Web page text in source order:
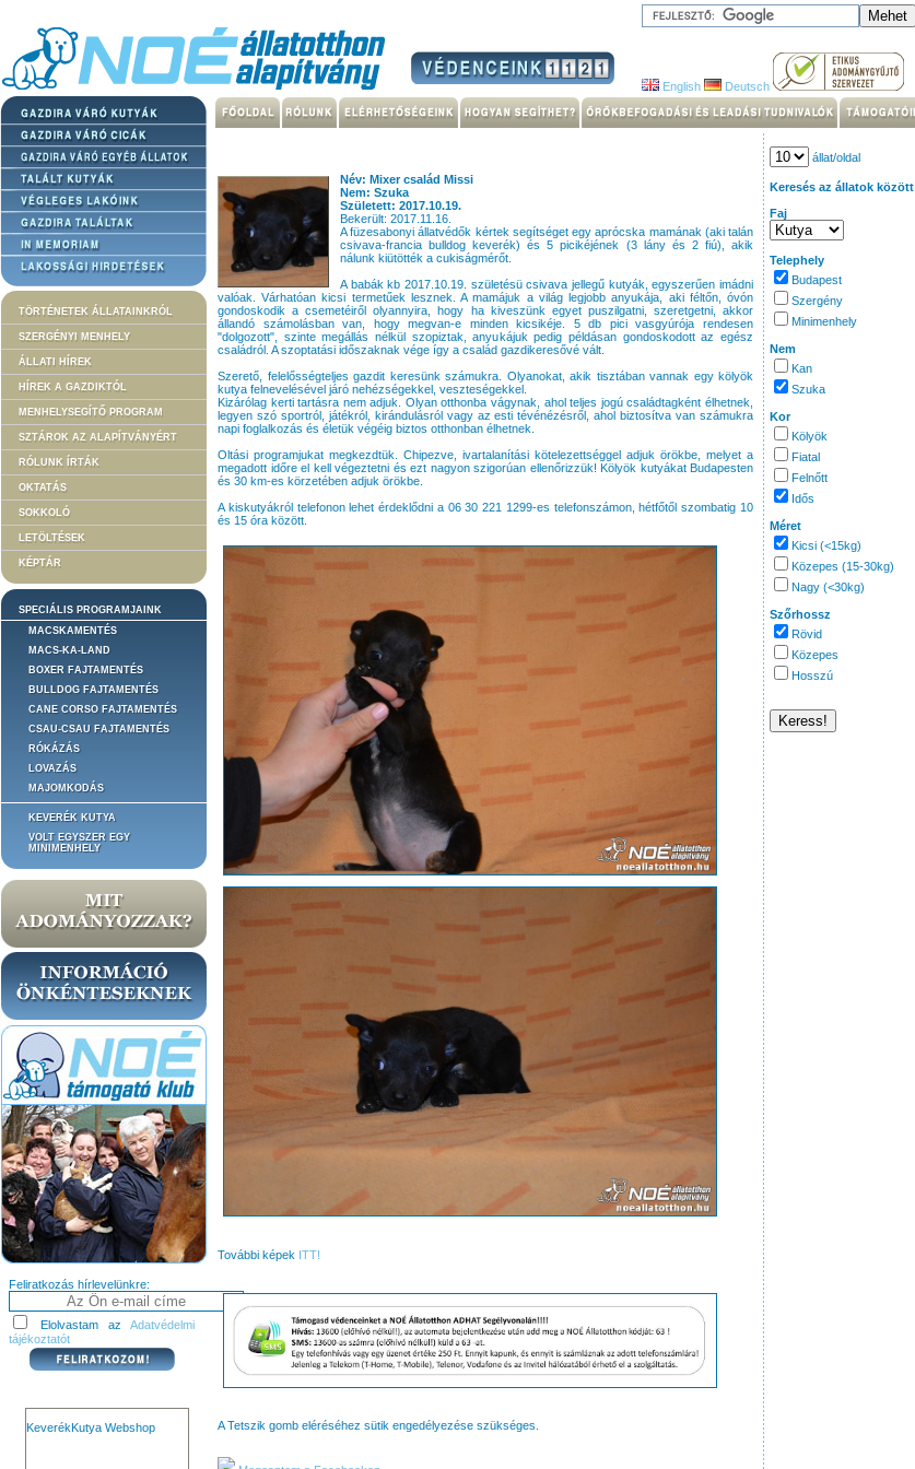
English Deutsch
TÖRTÉNETEK ÁLLATAINKRÓL
SZERGÉNYI MENHELY
ÁLLATI HÍREK
HÍREK A GAZDIKTÓL
MENHELYSEGÍTŐ PROGRAM
SZTÁROK AZ ALAPÍTVÁNYÉRT
RÓLUNK ÍRTÁK
OKTATÁS
SOKKOLÓ
LETÖLTÉSEK
KÉPTÁR
SPECIÁLIS PROGRAMJAINK
MACSKAMENTÉS
MACS-KA-LAND
BOXER FAJTAMENTÉS
BULLDOG FAJTAMENTÉS
CANE CORSO FAJTAMENTÉS
CSAU-CSAU FAJTAMENTÉS
RÓKÁZÁS
LOVAZÁS
MAJOMKODÁS
KEVERÉK KUTYA
VOLT EGYSZER EGY
MINIMENHELY
Feliratkozás hírlevelünkre:
Elolvastam az Adatvédelmi
tájékoztatót
KeverékKutya Webshop
Név: Mixer család Missi
Nem: Szuka
Született: 2017.10.19.
Bekerült: 2017.11.16.
A füzesabonyi állatvédők kértek segítséget egy aprócska mamának (aki talán
csivava-francia bulldog keverék) és 5 picikéjének (3 lány és 2 fiú), akik
nálunk kiütötték a cukiságmérőt.
A babák kb 2017.10.19. születésü csivava jellegű kutyák, egyszerűen imádni
valóak. Várhatóan kicsi termetűek lesznek. A mamájuk a világ legjobb anyukája, aki féltőn, óvón
gondoskodik a csemetéiről olyannyira, hogy ha kiveszünk egyet puszilgatni, szeretgetni, akkor
állandó számolásban van, hogy megvan-e minden kicsikéje. 5 db pici vasgyúrója rendesen
"dolgozott", szinte megállás nélkül szopiztak, anyukájuk pedig példásan gondoskodott az egész
családról. A szoptatási időszaknak vége így a család gazdikeresővé vált.
Szerető, felelősségteljes gazdit keresünk számukra. Olyanokat, akik tisztában vannak egy kölyök
kutya felnevelésével járó nehézségekkel, veszteségekkel.
Kizárólag kerti tartásra nem adjuk. Olyan otthonba vágynak, ahol teljes jogú családtagként élhetnek,
legyen szó sportról, játékról, kirándulásról vagy az esti tévénézésről, ahol biztosítva van számukra
napi foglalkozás és életük végéig biztos otthonban élhetnek.
Oltási programjukat megkezdtük. Chipezve, ivartalanítási kötelezettséggel adjuk örökbe, melyet a
megadott időre el kell végeztetni és ezt nagyon szigorúan ellenőrizzük! Kölyök kutyákat Budapesten
és 30 km-es körzetében adjuk örökbe.
A kiskutyákról telefonon lehet érdeklődni a 06 30 221 1299-es telefonszámon, hétfőtől szombatig 10
és 15 óra között.
További képek ITT!
A Tetszik gomb eléréséhez sütik engedélyezése szükséges.
állat/oldal
Keresés az állatok között
Faj
Telephely
Budapest
Szergény
Minimenhely
Nem
Kan
Szuka
Kor
Kölyök
Fiatal
Felnőtt
Idős
Méret
Kicsi (<15kg)
Közepes (15-30kg)
Nagy (<30kg)
Szőrhossz
Rövid
Közepes
Hosszú